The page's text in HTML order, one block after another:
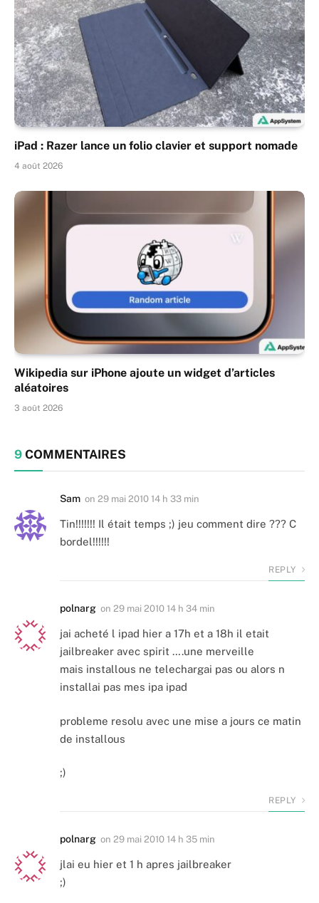
iPad : Razer lance un folio clavier et support nomade
4 août 2026
Wikipedia sur iPhone ajoute un widget d’articles
aléatoires
3 août 2026
9 COMMENTAIRES
Sam on 29 mai 2010 14 h 33 min
Tin!!!!!!! Il était temps ;) jeu comment dire ??? C
bordel!!!!!!
REPLY
polnarg on 29 mai 2010 14 h 34 min
jai acheté l ipad hier a 17h et a 18h il etait
jailbreaker avec spirit ….une merveille
mais installous ne telechargai pas ou alors n
installai pas mes ipa ipad
probleme resolu avec une mise a jours ce matin
de installous
;)
REPLY
polnarg on 29 mai 2010 14 h 35 min
jlai eu hier et 1 h apres jailbreaker
;)